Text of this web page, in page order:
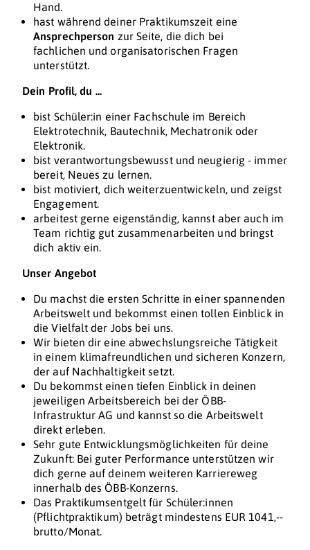
Hand.
hast während deiner Praktikumszeit eine
Ansprechperson zur Seite, die dich bei
fachlichen und organisatorischen Fragen
unterstützt.
Dein Profil, du ...
bist Schüler:in einer Fachschule im Bereich
Elektrotechnik, Bautechnik, Mechatronik oder
Elektronik.
bist verantwortungsbewusst und neugierig - immer
bereit, Neues zu lernen.
bist motiviert, dich weiterzuentwickeln, und zeigst
Engagement.
arbeitest gerne eigenständig, kannst aber auch im
Team richtig gut zusammenarbeiten und bringst
dich aktiv ein.
Unser Angebot
Du machst die ersten Schritte in einer spannenden
Arbeitswelt und bekommst einen tollen Einblick in
die Vielfalt der Jobs bei uns.
Wir bieten dir eine abwechslungsreiche Tätigkeit
in einem klimafreundlichen und sicheren Konzern,
der auf Nachhaltigkeit setzt.
Du bekommst einen tiefen Einblick in deinen
jeweiligen Arbeitsbereich bei der ÖBB-
Infrastruktur AG und kannst so die Arbeitswelt
direkt erleben.
Sehr gute Entwicklungsmöglichkeiten für deine
Zukunft: Bei guter Performance unterstützen wir
dich gerne auf deinem weiteren Karriereweg
innerhalb des ÖBB-Konzerns.
Das Praktikumsentgelt für Schüler:innen
(Pflichtpraktikum) beträgt mindestens EUR 1041,--
brutto/Monat.